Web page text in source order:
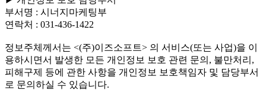
부서명 : 시너지마케팅부
연락처 : 031-436-1422
정보주체께서는 <(주)이즈소프트> 의 서비스(또는 사업)을 이
용하시면서 발생한 모든 개인정보 보호 관련 문의, 불만처리,
피해구제 등에 관한 사항을 개인정보 보호책임자 및 담당부서
로 문의하실 수 있습니다.